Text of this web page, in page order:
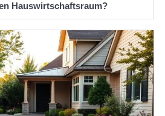
Hauswirtschaftsraum?